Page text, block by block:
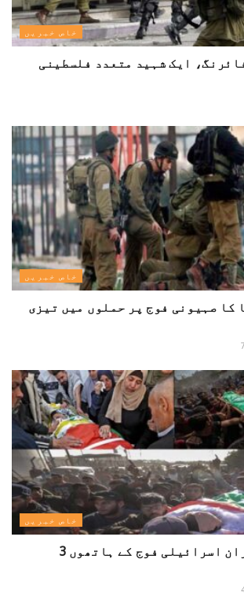
خاص خبریں
ایک شہید متعدد فلسطینی
خاص خبریں
کا صہیونی فوج پر حملوں میں تیزی
خاص خبریں
ایک ہفتے کے دوران اسرائیلی فوج کے ہاتھوں 3